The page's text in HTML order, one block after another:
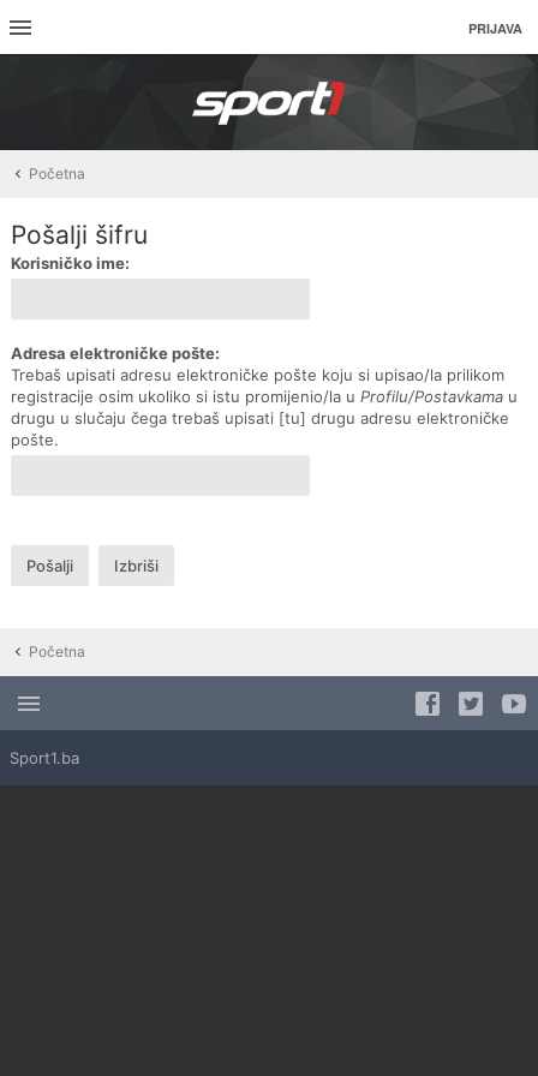
PRIJAVA
Početna
Pošalji šifru
Korisničko ime:
Adresa elektroničke pošte:
Trebaš upisati adresu elektroničke pošte koju si upisao/la prilikom
registracije osim ukoliko si istu promijenio/la u Profilu/Postavkama u
drugu u slučaju čega trebaš upisati [tu] drugu adresu elektroničke
pošte.
Početna
Sport1.ba